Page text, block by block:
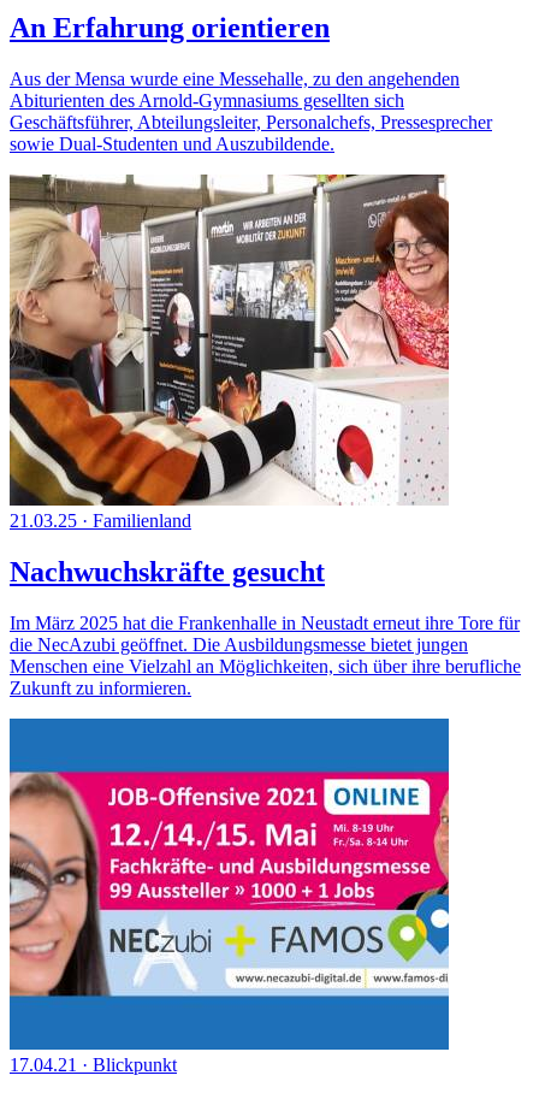
An Erfahrung orientieren
Aus der Mensa wurde eine Messehalle, zu den angehenden
Abiturienten des Arnold-Gymnasiums gesellten sich
Geschäftsführer, Abteilungsleiter, Personalchefs, Pressesprecher
sowie Dual-Studenten und Auszubildende.
21.03.25 · Familienland
Nachwuchskräfte gesucht
Im März 2025 hat die Frankenhalle in Neustadt erneut ihre Tore für
die NecAzubi geöffnet. Die Ausbildungsmesse bietet jungen
Menschen eine Vielzahl an Möglichkeiten, sich über ihre berufliche
Zukunft zu informieren.
17.04.21 · Blickpunkt